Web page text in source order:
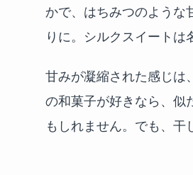
かで、はちみつのような
りに。シルクスイートは
甘みが凝縮された感じは
の和菓子が好きなら、似
もしれません。でも、干